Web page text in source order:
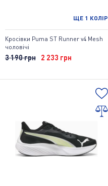
ЩЕ 1 КОЛІР
Кросівки Puma ST Runner v4 Mesh
чоловічі
3 190 грн 2 233 грн